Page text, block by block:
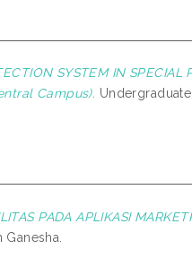
SYSTEM IN SPECIAL
Campus).
PADA APLIKASI